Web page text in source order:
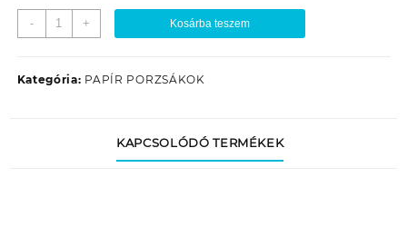
-
PSZ-
E28
PORZSÁK
+ Kosárba teszem
Kategória: PAPÍR PORZSÁKOK
KAPCSOLÓDÓ TERMÉKEK